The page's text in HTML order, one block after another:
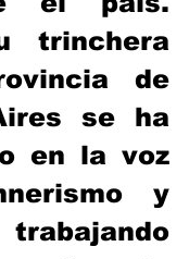
trinchera
de
se ha
en la voz
y